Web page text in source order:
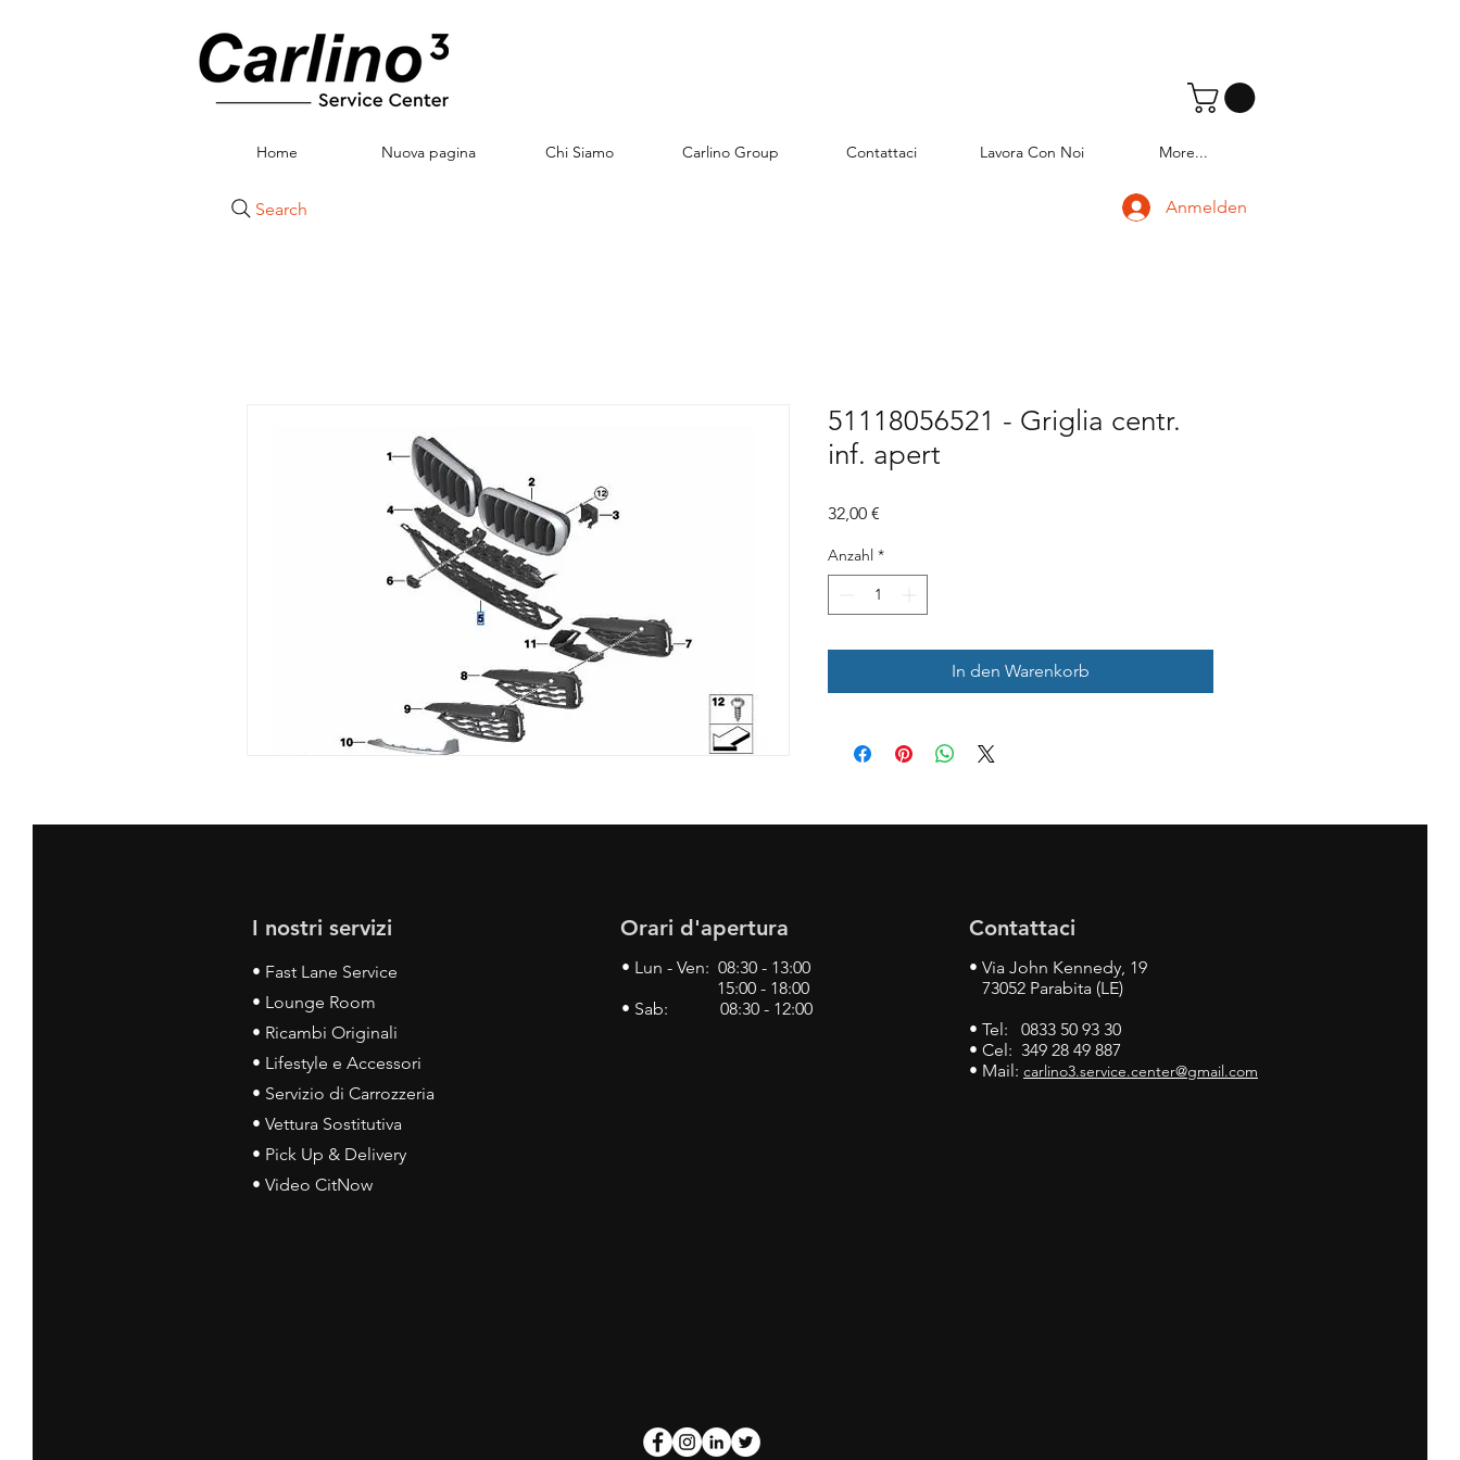
Home Nuova pagina Chi Siamo Carlino Group Contattaci Lavora Con Noi More...
Search Anmelden
51118056521 - Griglia centr.
inf. apert
32,00 €
Anzahl *
In den Warenkorb
I nostri servizi
• Fast Lane Service
• Lounge Room
• Ricambi Originali
• Lifestyle e Accessori
• Servizio di Carrozzeria
• Vettura Sostitutiva
• Pick Up & Delivery
• Video CitNow
Orari d'apertura
• Lun - Ven: 08:30 - 13:00
15:00 - 18:00
• Sab: 08:30 - 12:00
Contattaci
• Via John Kennedy, 19
73052 Parabita (LE)
• Tel: 0833 50 93 30
• Cel: 349 28 49 887
• Mail: carlino3.service.center@gmail.com